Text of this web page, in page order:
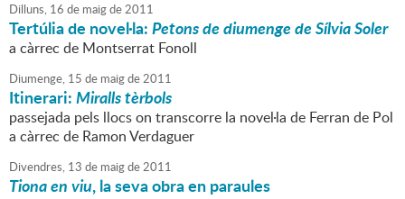
Dilluns, 16 de maigde2011
Tertúlia de novel·la:Petons de diumenge de Sílvia Soler
a càrrec de Montserrat Fonoll
Diumenge, 15 de maigde2011
Itinerari:Miralls tèrbols
passejada pels llocs on transcorre la novel·la de Ferran de Pol
a càrrec de Ramon Verdaguer
Divendres, 13 de maigde2011
Tiona en viu, la seva obra en paraules